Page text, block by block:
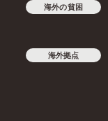
海外の貧困
海外拠点